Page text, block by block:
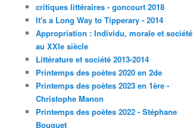
critiques littéraires - goncourt 2018
It's a Long Way to Tipperary - 2014
Appropriation : Individu, morale et société
au XXIe siècle
Littérature et société 2013-2014
Printemps des poètes 2020 en 2de
Printemps des poètes 2023 en 1ère -
Christophe Manon
Printemps des poètes 2022 - Stéphane
Bouquet